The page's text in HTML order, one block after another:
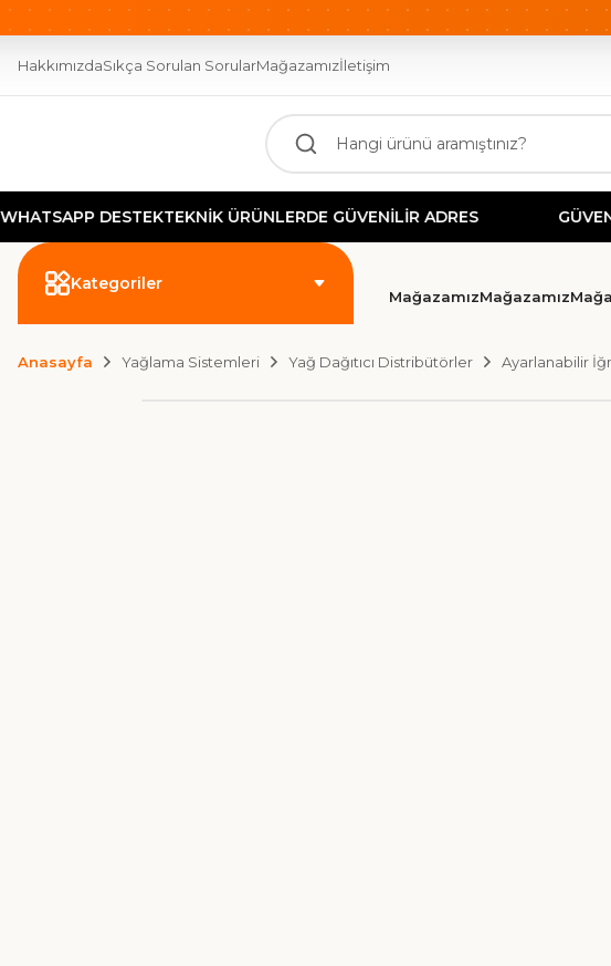
OTOMASYONUN GÜCÜ BURADA! 2000 TL ÜZERİ ÜCRETSİZ KARGO
HakkımızdaSıkça Sorulan SorularMağazamızİletişim
DESTEKTEKNİK ÜRÜNLERDE GÜVENİLİR ADRES GÜVENLİ
Kategoriler
MağazamızMağazamız
Anasayfa Yağlama Sistemleri Yağ Dağıtıcı Distribütörler Ayarlanabilir